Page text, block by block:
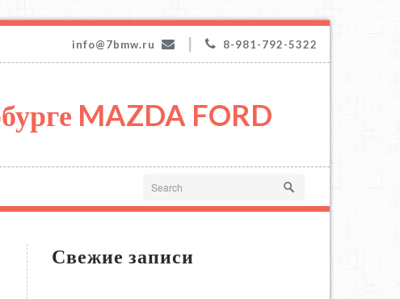
info@7bmw.ru 8-981-792-5322
MAZDA FORD
Свежие записи